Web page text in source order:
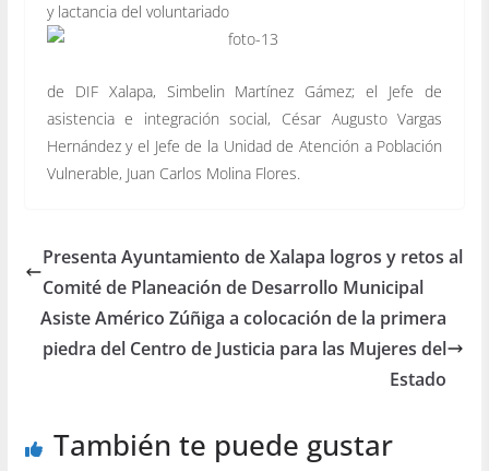
y lactancia del voluntariado
de DIF Xalapa, Simbelin Martínez Gámez; el Jefe de
asistencia e integración social, César Augusto Vargas
Hernández y el Jefe de la Unidad de Atención a Población
Vulnerable, Juan Carlos Molina Flores.
Presenta Ayuntamiento de Xalapa logros y retos al
Comité de Planeación de Desarrollo Municipal
Asiste Américo Zúñiga a colocación de la primera
piedra del Centro de Justicia para las Mujeres del
Estado
También te puede gustar